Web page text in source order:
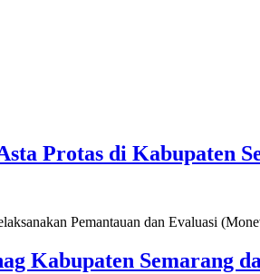
Protas di Kabupaten
Pemantauan dan Evaluasi
Kabupaten Semarang